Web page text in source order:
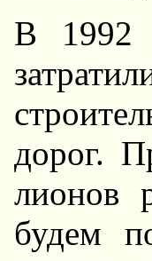
В 1992
дорог.
лионов
будем